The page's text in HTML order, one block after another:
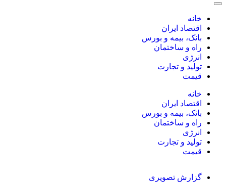
خانه
اقتصاد ایران
بانک، بیمه و بورس
راه و ساختمان
انرژی
تولید و تجارت
قیمت
خانه
اقتصاد ایران
بانک، بیمه و بورس
راه و ساختمان
انرژی
تولید و تجارت
قیمت
گزارش تصویری